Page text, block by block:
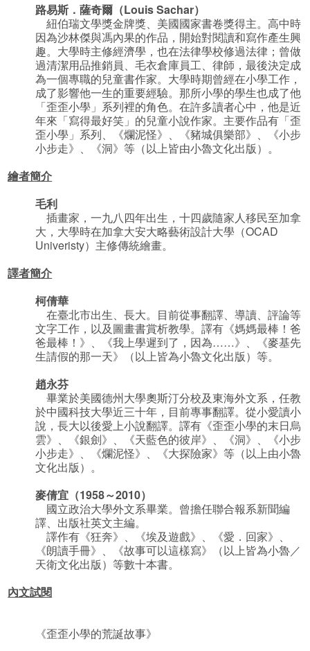
路易斯．薩奇爾（Louis Sachar）
紐伯瑞文學獎金牌獎、美國國家書卷獎得主。高中時
因為沙林傑與馮內果的作品，開始對閱讀和寫作產生興
趣。大學時主修經濟學，也在法律學校修過法律；曾做
過清潔用品推銷員、毛衣倉庫員工、律師，最後決定成
為一個專職的兒童書作家。大學時期曾經在小學工作，
成了影響他一生的重要經驗。那所小學的學生也成了他
「歪歪小學」系列裡的角色。在許多讀者心中，他是近
年來「寫得最好笑」的兒童小說作家。主要作品有「歪
歪小學」系列、《爛泥怪》、《豬城俱樂部》、《小步
小步走》、《洞》等（以上皆由小魯文化出版）。
繪者簡介
毛利
插畫家，一九八四年出生，十四歲隨家人移民至加拿
大，大學時在加拿大安大略藝術設計大學（OCAD
Univeristy）主修傳統繪畫。
譯者簡介
柯倩華
在臺北市出生、長大。目前從事翻譯、導讀、評論等
文字工作，以及圖畫書賞析教學。譯有《媽媽最棒！爸
爸最棒！》、《我上學遲到了，因為……》、《麥基先
生請假的那一天》（以上皆為小魯文化出版）等。
趙永芬
畢業於美國德州大學奧斯汀分校及東海外文系，任教
於中國科技大學近三十年，目前專事翻譯。從小愛讀小
說，長大以後愛上小說翻譯。譯有《歪歪小學的末日烏
雲》、《銀劍》、《天藍色的彼岸》、《洞》、《小步
小步走》、《爛泥怪》、《大探險家》等（以上由小魯
文化出版）。
麥倩宜（1958～2010）
國立政治大學外文系畢業。曾擔任聯合報系新聞編
譯、出版社英文主編。
譯作有《狂奔》、《埃及遊戲》、《愛．回家》、
《朗讀手冊》、《故事可以這樣寫》（以上皆為小魯／
天衛文化出版）等數十本書。
內文試閱
《歪歪小學的荒誕故事》